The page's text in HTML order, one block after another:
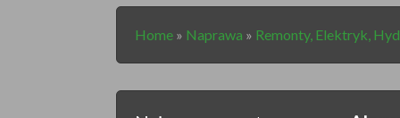
Home » Naprawa » Remonty, Elektryk,